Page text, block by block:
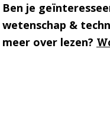
Ben je
wetenschap &
meer over lezen?